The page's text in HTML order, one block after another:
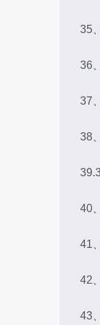
35
36
37
38
40
41
42
43